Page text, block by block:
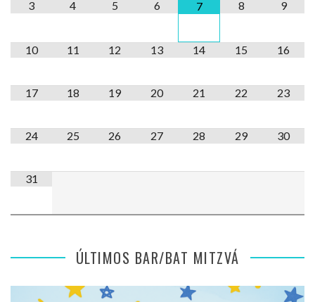
3 4 5 6 7 8 9
10 11 12 13 14 15 16
17 18 19 20 21 22 23
24 25 26 27 28 29 30
31
ÚLTIMOS BAR/BAT MITZVÁ